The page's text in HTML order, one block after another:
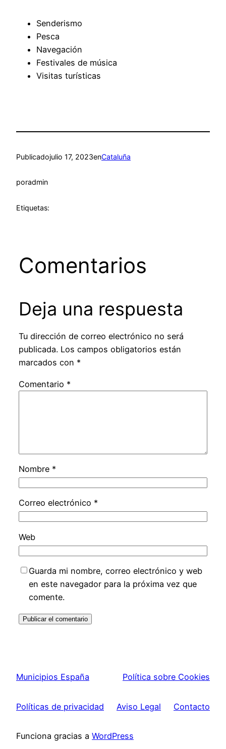
Senderismo
Pesca
Navegación
Festivales de música
Visitas turísticas
Publicadojulio 17, 2023enCataluña
poradmin
Etiquetas:
Comentarios
Deja una respuesta
Tu dirección de correo electrónico no será
publicada. Los campos obligatorios están
marcados con *
Comentario *
Nombre *
Correo electrónico *
Web
Guarda mi nombre, correo electrónico y web
en este navegador para la próxima vez que
comente.
Municipios España Política sobre Cookies
Políticas de privacidad Aviso Legal Contacto
Funciona gracias a WordPress